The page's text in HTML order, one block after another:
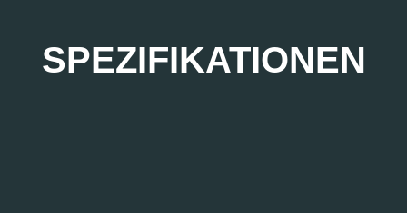
SPEZIFIKATIONEN